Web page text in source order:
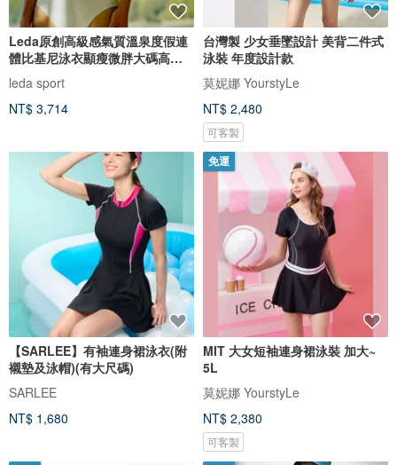
Leda原創高級感氣質溫泉度假連
體比基尼泳衣顯瘦微胖大碼高開
衩女
leda sport
NT$ 3,714
台灣製 少女垂墜設計 美背二件式
泳裝 年度設計款
莫妮娜 YourstyLe
NT$ 2,480
可客製
【SARLEE】有袖連身裙泳衣(附
襯墊及泳帽)(有大尺碼)
SARLEE
NT$ 1,680
免運
MIT 大女短袖連身裙泳裝 加大~
5L
莫妮娜 YourstyLe
NT$ 2,380
可客製